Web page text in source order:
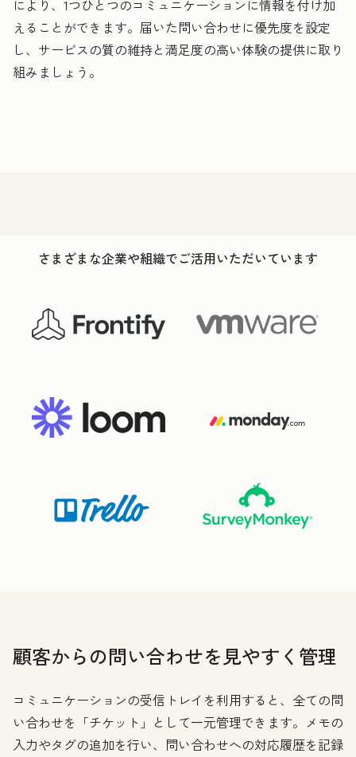
により、1つひとつのコミュニケーションに情報を付け加
えることができます。届いた問い合わせに優先度を設定
し、サービスの質の維持と満足度の高い体験の提供に取り
組みましょう。
さまざまな企業や組織でご活用いただいています
顧客からの問い合わせを見やすく管理
コミュニケーションの受信トレイを利用すると、全ての問
い合わせを「チケット」として一元管理できます。メモの
入力やタグの追加を行い、問い合わせへの対応履歴を記録